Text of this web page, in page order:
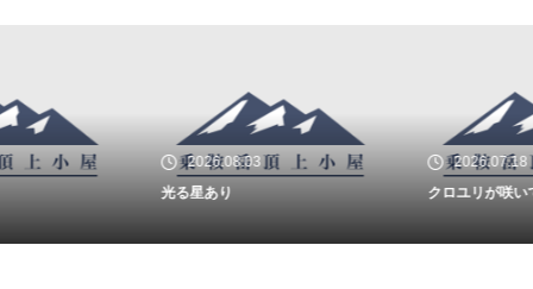
2026.08.03
2026.07.18
クロユリが咲いています